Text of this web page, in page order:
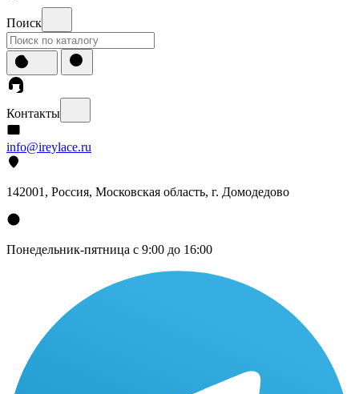
Поиск
Контакты
info@ireylace.ru
142001 , Россия, Московская область, г. Домодедово
Понедельник-пятница с 9:00 до 16:00